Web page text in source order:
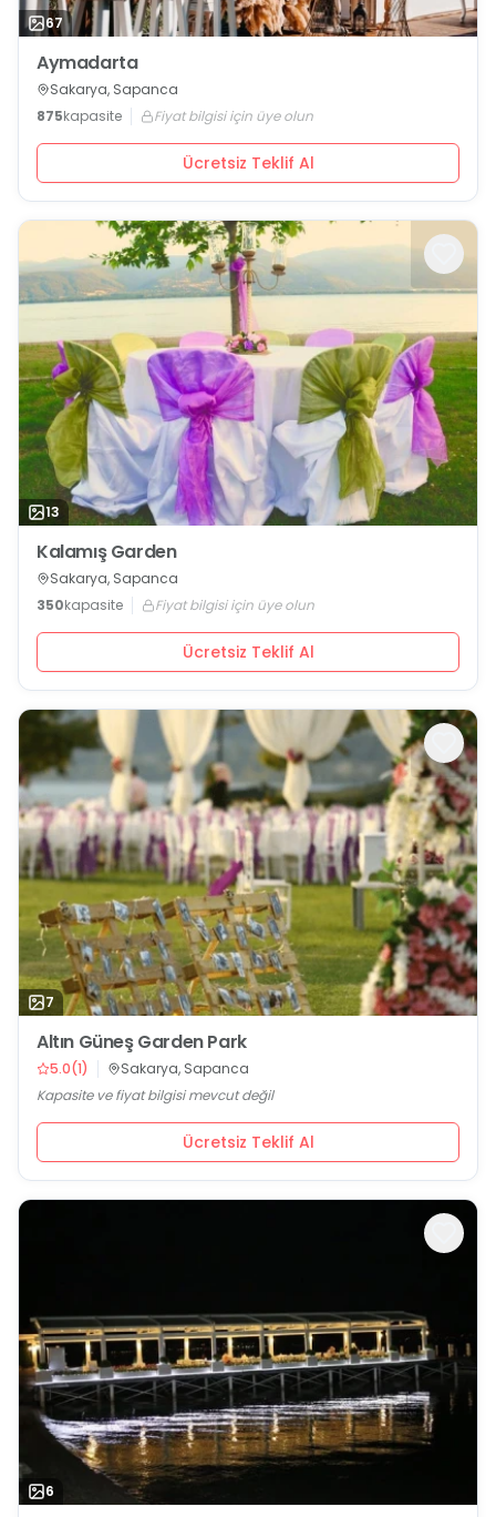
67
Aymadarta
Sakarya, Sapanca
875kapasite Fiyat bilgisi için üye olun
Ücretsiz Teklif Al
13
Kalamış Garden
Sakarya, Sapanca
350kapasite Fiyat bilgisi için üye olun
Ücretsiz Teklif Al
7
Altın Güneş Garden Park
5.0(1)
Sakarya, Sapanca
Kapasite ve fiyat bilgisi mevcut değil
Ücretsiz Teklif Al
6